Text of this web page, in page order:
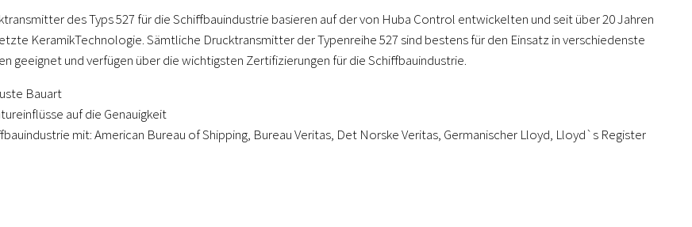
des Typs 527 für die Schiffbauindustrie basieren auf der von Huba Control entwickelten und seit über 20 Jahren
KeramikTechnologie. Sämtliche Drucktransmitter der Typenreihe 527 sind bestens für den Einsatz in verschiedenste
geeignet und verfügen über die wichtigsten Zertifizierungen für die Schiffbauindustrie.
Bauart
auf die Genauigkeit
mit: American Bureau of Shipping, Bureau Veritas, Det Norske Veritas, Germanischer Lloyd, Lloyd`s Register